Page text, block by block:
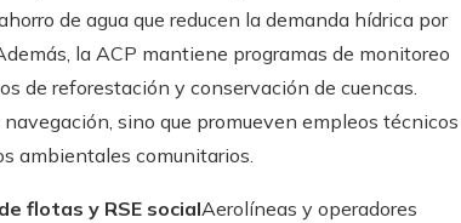
de agua que reducen la demanda hídrica por
la ACP mantiene programas de monitoreo
de reforestación y conservación de cuencas.
sino que promueven empleos técnicos
ambientales comunitarios.
flotas y RSE socialAerolíneas y operadores